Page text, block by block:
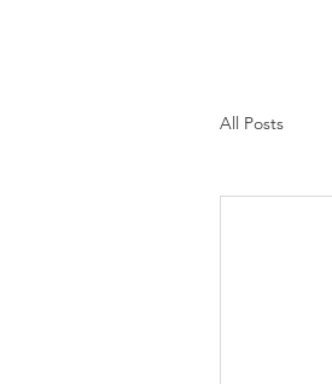
All Posts